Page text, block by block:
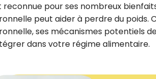
reconnue pour ses nombreux
peut aider à perdre du poids.
ses mécanismes potentiels
dans votre régime alimentaire.